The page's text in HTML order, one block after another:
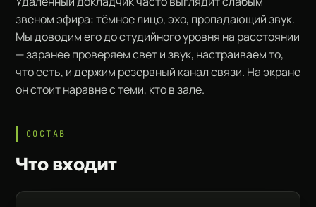
звеном эфира: тёмное лицо, эхо, пропадающий звук.
Мы доводим его до студийного уровня на расстоянии
— заранее проверяем свет и звук, настраиваем то,
что есть, и держим резервный канал связи. На экране
он стоит наравне с теми, кто в зале.
СОСТАВ
Что входит